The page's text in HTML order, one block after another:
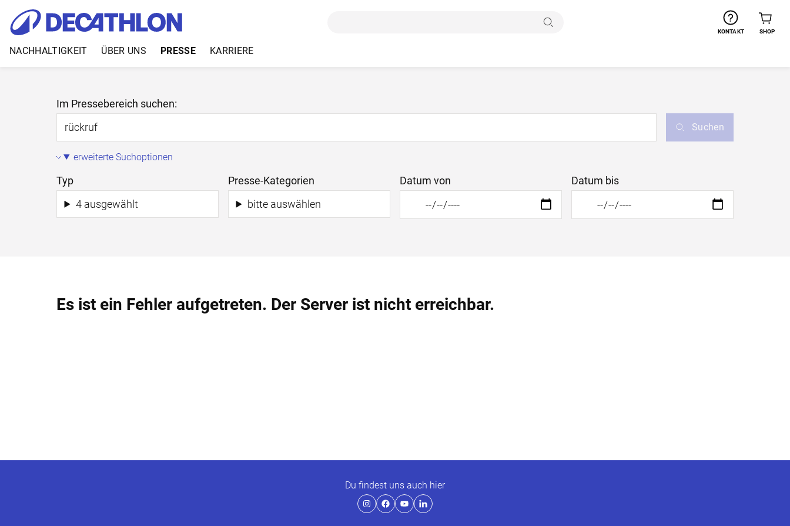
NACHHALTIGKEIT ÜBER UNS PRESSE KARRIERE
Suchen
KONTAKT SHOP
Presse Suche
Im Pressebereich suchen:
Suchen
erweiterte Suchoptionen
Typ
4 ausgewählt
Presse-Kategorien
bitte auswählen
Datum von Datum bis
Es ist ein Fehler aufgetreten. Der Server ist nicht erreichbar.
Du findest uns auch hier